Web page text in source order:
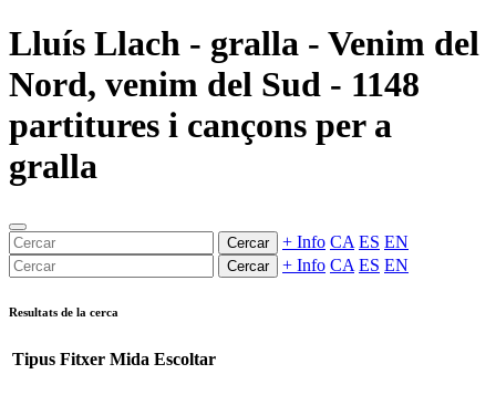
Lluís Llach - gralla - Venim del
Nord, venim del Sud - 1148
partitures i cançons per a
gralla
Cercar + Info CA ES EN
Cercar + Info CA ES EN
Resultats de la cerca
Tipus Fitxer Mida Escoltar